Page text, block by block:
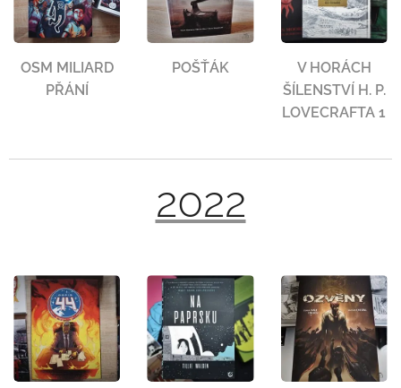
OSM MILIARD
PŘÁNÍ
POŠŤÁK
V HORÁCH
ŠÍLENSTVÍ H. P.
LOVECRAFTA 1
2022